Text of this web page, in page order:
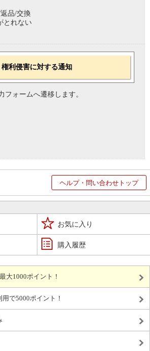
品/交換
とれない
権利侵害に対する通知
フォームへ遷移します。
ヘルプ・問い合わせトップ
お気に入り
購入履歴
大1000ポイント！
で5000ポイント！